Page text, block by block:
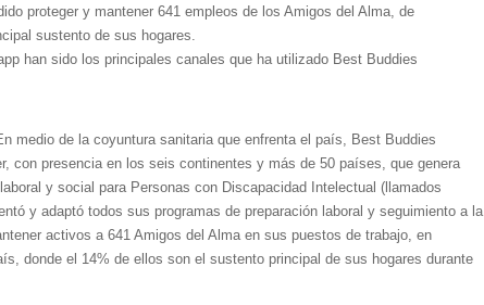
proteger y mantener 641 empleos de los Amigos del Alma, de
sustento de sus hogares.
han sido los principales canales que ha utilizado Best Buddies
medio de la coyuntura sanitaria que enfrenta el país, Best Buddies
con presencia en los seis continentes y más de 50 países, que genera
y social para Personas con Discapacidad Intelectual (llamados
y adaptó todos sus programas de preparación laboral y seguimiento a la
activos a 641 Amigos del Alma en sus puestos de trabajo, en
donde el 14% de ellos son el sustento principal de sus hogares durante